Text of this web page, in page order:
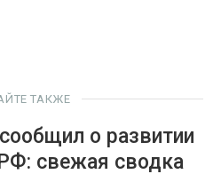
ТАКЖЕ
о развитии
свежая сводка